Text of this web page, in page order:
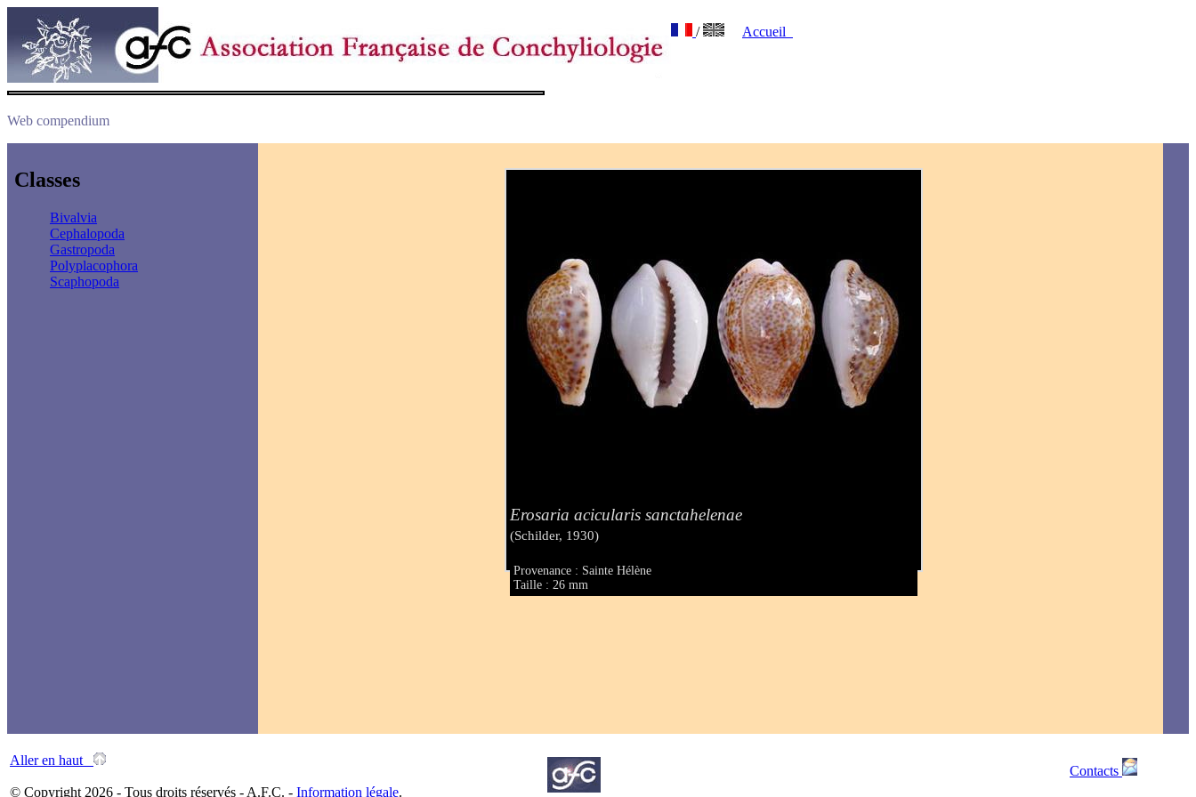
/ Accueil
Web compendium
Classes
Bivalvia
Cephalopoda
Gastropoda
Polyplacophora
Scaphopoda
Erosaria acicularis sanctahelenae
(Schilder, 1930)
Provenance : Sainte Hélène
Taille : 26 mm
Aller en haut
© Copyright 2026 - Tous droits réservés - A.F.C. - Information légale.
Contacts